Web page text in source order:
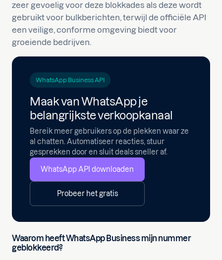
zeer gevoelig voor deze blokkades als deze wordt
gebruikt voor bulkberichten, terwijl de officiële API
een veilige, conforme omgeving biedt voor
groeiende bedrijven.
WhatsApp Business API
Maak van WhatsApp je
belangrijkste verkoopkanaal
Bereik meer gebruikers op de plekken waar ze
al chatten. Automatiseer reacties, stuur
gesprekken door en sluit deals sneller af.
WhatsApp API downloaden
Probeer het gratis
Waarom heeft WhatsApp Business mijn nummer
geblokkeerd?